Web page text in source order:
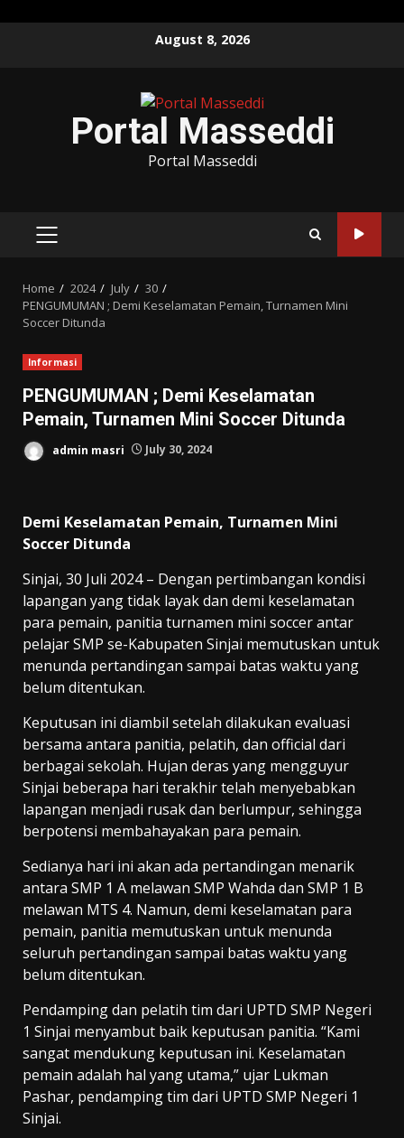
August 8, 2026
Portal Masseddi
Portal Masseddi
PRIMARY
Home 2024 July
30
PENGUMUMAN ; Demi Keselamatan Pemain, Turnamen Mini
Soccer Ditunda
Informasi
PENGUMUMAN ; Demi Keselamatan
Pemain, Turnamen Mini Soccer Ditunda
admin masri July 30, 2024
Demi Keselamatan Pemain, Turnamen Mini
Soccer Ditunda
Sinjai, 30 Juli 2024 – Dengan pertimbangan kondisi
lapangan yang tidak layak dan demi keselamatan
para pemain, panitia turnamen mini soccer antar
pelajar SMP se-Kabupaten Sinjai memutuskan untuk
menunda pertandingan sampai batas waktu yang
belum ditentukan.
Keputusan ini diambil setelah dilakukan evaluasi
bersama antara panitia, pelatih, dan official dari
berbagai sekolah. Hujan deras yang mengguyur
Sinjai beberapa hari terakhir telah menyebabkan
lapangan menjadi rusak dan berlumpur, sehingga
berpotensi membahayakan para pemain.
Sedianya hari ini akan ada pertandingan menarik
antara SMP 1 A melawan SMP Wahda dan SMP 1 B
melawan MTS 4. Namun, demi keselamatan para
pemain, panitia memutuskan untuk menunda
seluruh pertandingan sampai batas waktu yang
belum ditentukan.
Pendamping dan pelatih tim dari UPTD SMP Negeri
1 Sinjai menyambut baik keputusan panitia. “Kami
sangat mendukung keputusan ini. Keselamatan
pemain adalah hal yang utama,” ujar Lukman
Pashar, pendamping tim dari UPTD SMP Negeri 1
Sinjai.